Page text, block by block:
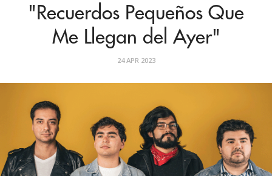
"Recuerdos Pequeños Que
Me Llegan del Ayer"
24 APR 2023